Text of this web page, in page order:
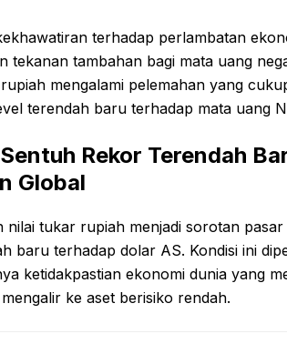
terhadap perlambatan
tekanan tambahan bagi mata uang
mengalami pelemahan yang
terendah baru terhadap mata uang
Rekor Terendah
Global
nilai tukar rupiah menjadi sorotan
baru terhadap dolar AS. Kondisi ini
ketidakpastian ekonomi dunia yang
ke aset berisiko rendah.